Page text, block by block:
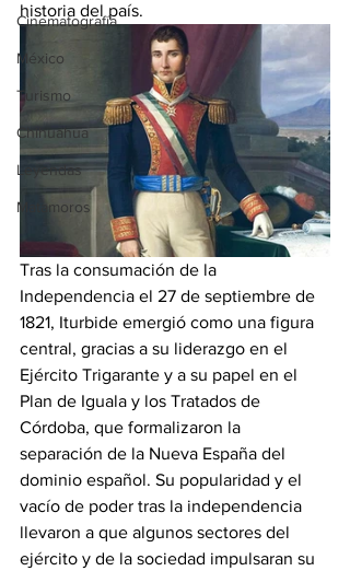
Cinematografía
México
Turismo
Chihuahua
Leyendas
Matamoros
historia del país.
Tras la consumación de la
Independencia el 27 de septiembre de
1821, Iturbide emergió como una figura
central, gracias a su liderazgo en el
Ejército Trigarante y a su papel en el
Plan de Iguala y los Tratados de
Córdoba, que formalizaron la
separación de la Nueva España del
dominio español. Su popularidad y el
vacío de poder tras la independencia
llevaron a que algunos sectores del
ejército y de la sociedad impulsaran su